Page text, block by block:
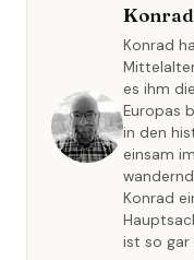
Konrad
es ihm
Europas
in den
einsam
Konrad
ist so gar